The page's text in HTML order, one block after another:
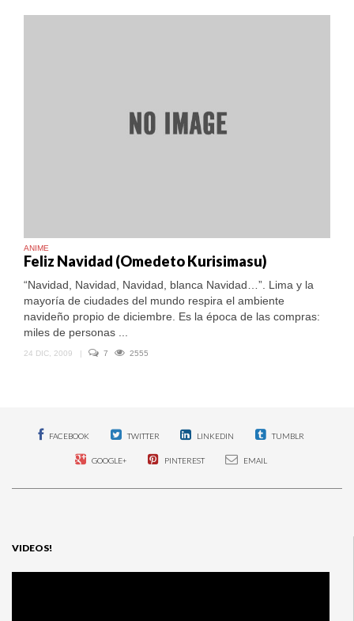
ANIME
Feliz Navidad (Omedeto Kurisimasu)
“Navidad, Navidad, Navidad, blanca Navidad…”. Lima y la
mayoría de ciudades del mundo respira el ambiente
navideño propio de diciembre. Es la época de las compras:
miles de personas ...
24 DIC, 2009 | 7 2555
FACEBOOK TWITTER LINKEDIN TUMBLR
GOOGLE+ PINTEREST EMAIL
VIDEOS!